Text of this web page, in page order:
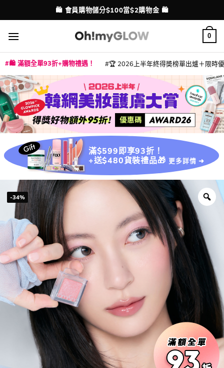
to
content
配送港澳
💳 支援消費券、FPS、八達通、PAYME、信用卡付款
0
🛍️ 滿額全單93折+購物禮遇！ 🏆 2026上半年終得奬榜單出爐＋限時
滿$599即享93折！
+送$480貨裝禮品🎁 更多詳情 ➜
-34%